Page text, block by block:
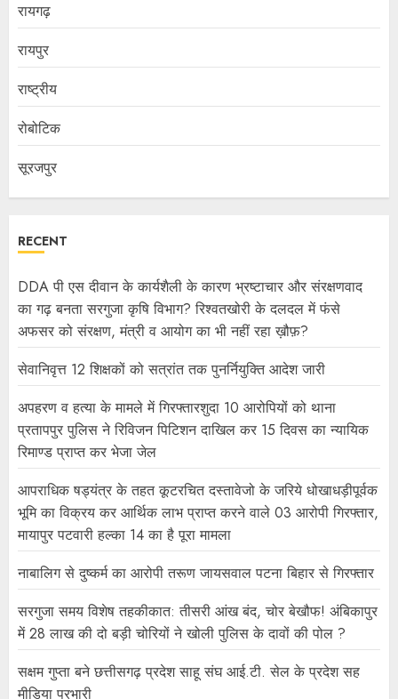
रायगढ़
रायपुर
राष्ट्रीय
रोबोटिक
सूरजपुर
RECENT
DDA पी एस दीवान के कार्यशैली के कारण भ्रष्टाचार और संरक्षणवाद
का गढ़ बनता सरगुजा कृषि विभाग? रिश्वतखोरी के दलदल में फंसे
अफसर को संरक्षण, मंत्री व आयोग का भी नहीं रहा ख़ौफ़?
सेवानिवृत्त 12 शिक्षकों को सत्रांत तक पुनर्नियुक्ति आदेश जारी
अपहरण व हत्या के मामले में गिरफ्तारशुदा 10 आरोपियों को थाना
प्रतापपुर पुलिस ने रिविजन पिटिशन दाखिल कर 15 दिवस का न्यायिक
रिमाण्ड प्राप्त कर भेजा जेल
आपराधिक षड्यंत्र के तहत कूटरचित दस्तावेजो के जरिये धोखाधड़ीपूर्वक
भूमि का विक्रय कर आर्थिक लाभ प्राप्त करने वाले 03 आरोपी गिरफ्तार,
मायापुर पटवारी हल्का 14 का है पूरा मामला
नाबालिग से दुष्कर्म का आरोपी तरूण जायसवाल पटना बिहार से गिरफ्तार
सरगुजा समय विशेष तहकीकात: तीसरी आंख बंद, चोर बेखौफ! अंबिकापुर
में 28 लाख की दो बड़ी चोरियों ने खोली पुलिस के दावों की पोल ?
सक्षम गुप्ता बने छत्तीसगढ़ प्रदेश साहू संघ आई.टी. सेल के प्रदेश सह
मीडिया प्रभारी